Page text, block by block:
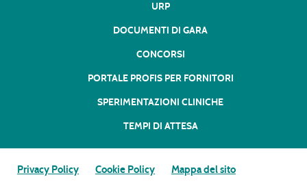
URP
DOCUMENTI DI GARA
CONCORSI
PORTALE PROFIS PER FORNITORI
SPERIMENTAZIONI CLINICHE
TEMPI DI ATTESA
Privacy Policy Cookie Policy Mappa del sito